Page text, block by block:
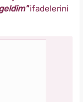
ifadelerini